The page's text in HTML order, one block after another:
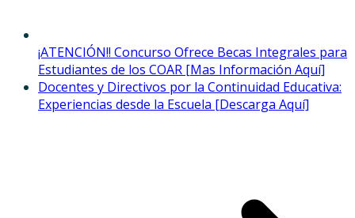
¡ATENCIÓN!! Concurso Ofrece Becas Integrales para
Estudiantes de los COAR [Mas Información Aquí]
Docentes y Directivos por la Continuidad Educativa:
Experiencias desde la Escuela [Descarga Aquí]